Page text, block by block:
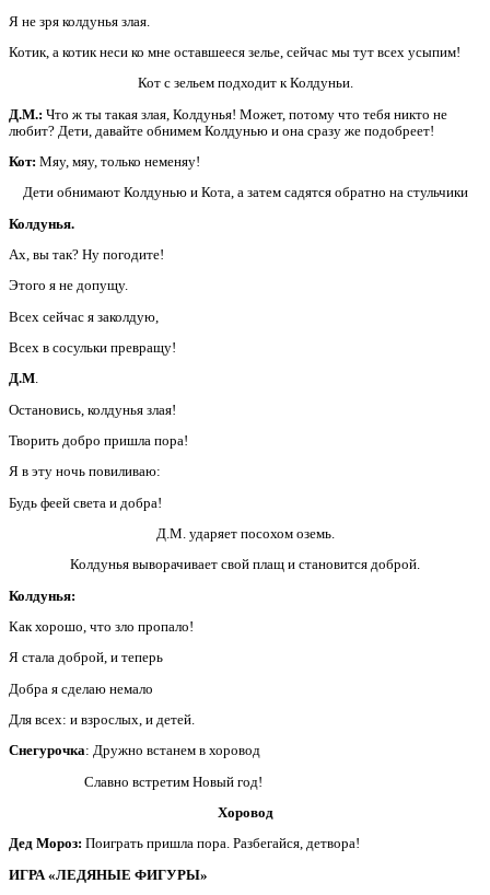
Я не зря колдунья злая.
Котик, а котик неси ко мне оставшееся зелье, сейчас мы тут всех усыпим!
Кот с зельем подходит к Колдуньи.
Д.М.: Что ж ты такая злая, Колдунья! Может, потому что тебя никто не
любит? Дети, давайте обнимем Колдунью и она сразу же подобреет!
Кот: Мяу, мяу, только неменяу!
Дети обнимают Колдунью и Кота, а затем садятся обратно на стульчики
Колдунья.
Ах, вы так? Ну погодите!
Этого я не допущу.
Всех сейчас я заколдую,
Всех в сосульки превращу!
Д.М.
Остановись, колдунья злая!
Творить добро пришла пора!
Я в эту ночь повиливаю:
Будь феей света и добра!
Д.М. ударяет посохом оземь.
Колдунья выворачивает свой плащ и становится доброй.
Колдунья:
Как хорошо, что зло пропало!
Я стала доброй, и теперь
Добра я сделаю немало
Для всех: и взрослых, и детей.
Снегурочка: Дружно встанем в хоровод
Славно встретим Новый год!
Хоровод
Дед Мороз: Поиграть пришла пора. Разбегайся, детвора!
ИГРА «ЛЕДЯНЫЕ ФИГУРЫ»